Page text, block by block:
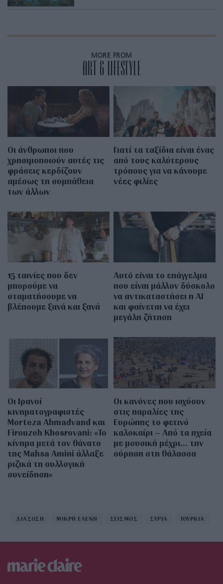
MORE FROM
ART & LIFESTYLE
Οι άνθρωποι που
χρησιμοποιούν αυτές τις
φράσεις κερδίζουν
αμέσως τη συμπάθεια
των άλλων
Γιατί τα ταξίδια είναι ένας
από τους καλύτερους
τρόπους για να κάνουμε
νέες φιλίες
15 ταινίες που δεν
μπορούμε να
σταματήσουμε να
βλέπουμε ξανά και ξανά
Αυτό είναι το επάγγελμα
που είναι μάλλον δύσκολο
να αντικαταστήσει η AI
και φαίνεται να έχει
μεγάλη ζήτηση
Οι Ιρανοί
κινηματογραφιστές
Morteza Ahmadvand και
Firouzeh Khosrovani: «Το
κίνημα μετά τον θάνατο
της Mahsa Amini άλλαξε
ριζικά τη συλλογική
συνείδηση»
Οι κανόνες που ισχύουν
στις παραλίες της
Ευρώπης το φετινό
καλοκαίρι – Από τα ηχεία
με μουσική μέχρι… την
ούρηση στη θάλασσα
ΔΙΑΣΩΣΗ ΜΙΚΡΗ ΕΛΕΝΗ ΣΕΙΣΜΟΣ ΣΥΡΙΑ ΤΟΥΡΚΙΑ